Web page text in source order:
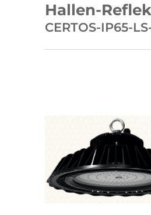
Hallen-
CERTOS-IP65-